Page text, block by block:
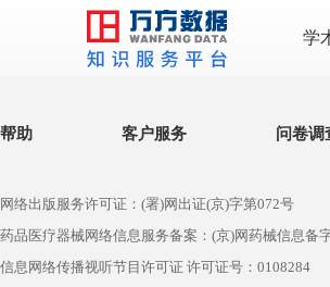
学
帮助 客户服务 问卷调
网络出版服务许可证：(署)网出证(京)字第072号
药品医疗器械网络信息服务备案：(京)网药械信息备
信息网络传播视听节目许可证 许可证号：0108284